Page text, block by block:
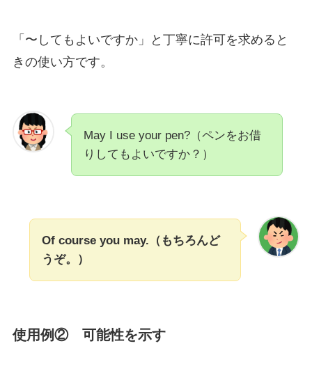
「〜してもよいですか」と丁寧に許可を求めると
きの使い方です。
May I use your pen?（ペンをお借
りしてもよいですか？）
Of course you may.（もちろんど
うぞ。）
使用例② 可能性を示す